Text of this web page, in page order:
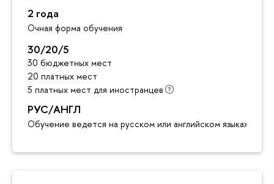
2 года
Очная форма обучения
30/20/5
30 бюджетных мест
20 платных мест
5 платных мест для иностранцев
РУС/АНГЛ
Обучение ведется на русском или английском языках